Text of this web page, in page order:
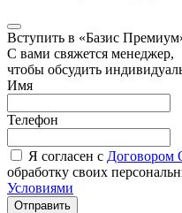
Вступить в «Базис
С вами свяжется менеджер,
чтобы обсудить
Имя
Телефон
Я согласен с Договором
обработку своих
Условиями
Отправить